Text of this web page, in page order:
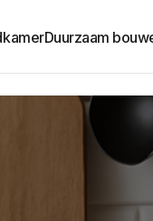
Duurzaam